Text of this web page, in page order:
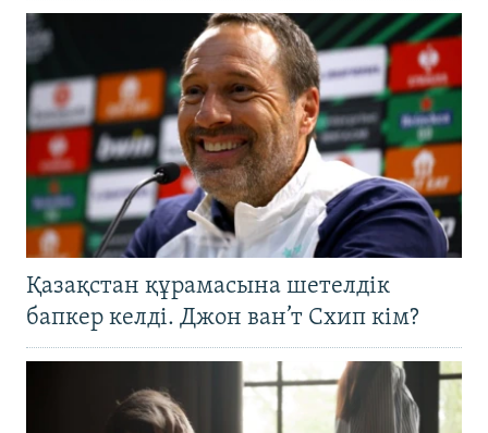
Қазақстан құрамасына шетелдік
бапкер келді. Джон ван’т Схип кім?